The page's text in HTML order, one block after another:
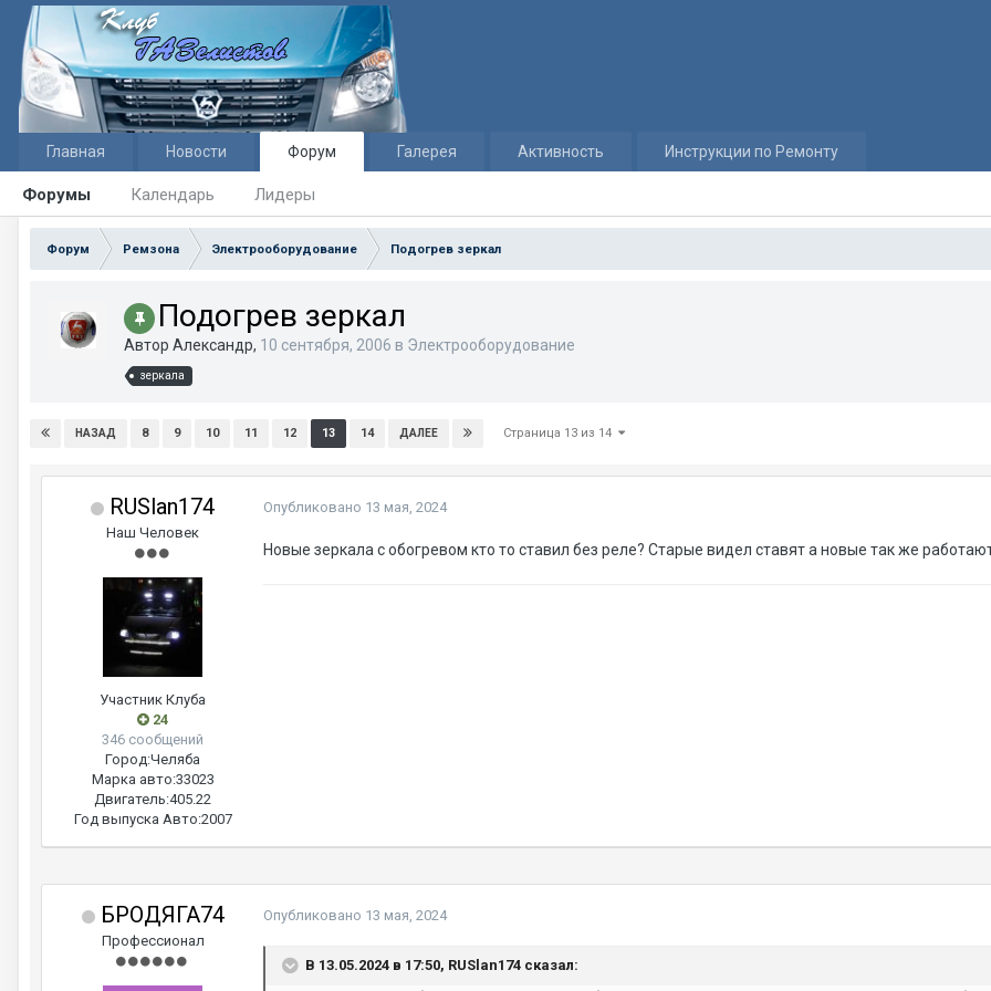
Главная Новости Форум
Форумы Календарь Лидеры
Галерея Активность Инструкции по Ремонту
Форум Ремзона Электрооборудование Подогрев зеркал
Подогрев зеркал
Автор Александр, 10 сентября, 2006 в Электрооборудование
зеркала
НАЗАД 8 9 10 11 12 13 14 ДАЛЕЕ Страница 13 из 14
RUSlan174
Наш Человек
Участник Клуба
24
346 сообщений
Город:Челяба
Марка авто:33023
Двигатель:405.22
Год выпуска Авто:2007
Опубликовано 13 мая, 2024
Новые зеркала с обогревом кто то ставил без реле? Старые видел ставят а новые так же
БРОДЯГА74
Профессионал
Опубликовано 13 мая, 2024
В 13.05.2024 в 17:50, RUSlan174 сказал: